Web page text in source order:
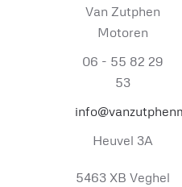
Van Zutphen
Motoren
06 - 55 82 29
53
Heuvel 3A
5463 XB Veghel